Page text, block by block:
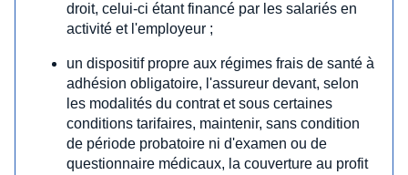
droit, celui-ci étant financé par les salariés en
activité et l'employeur ;
un dispositif propre aux régimes frais de santé à
adhésion obligatoire, l'assureur devant, selon
les modalités du contrat et sous certaines
conditions tarifaires, maintenir, sans condition
de période probatoire ni d'examen ou de
questionnaire médicaux, la couverture au profit